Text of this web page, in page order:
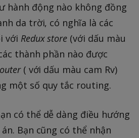
hành động nào không đồng
da trời, có nghĩa là các
với Redux store (với dấu màu
thành phần nào được
( với dấu màu cam Rv)
một số quy tắc routing.
có thể dễ dàng điều hướng
Bạn cũng có thể nhận